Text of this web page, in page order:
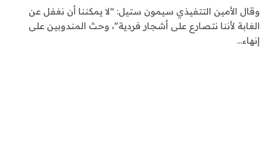
وقال الأمين التتفيذي سيمون ستيل: “لا يمكننا أن نغفل عن
الغابة لأننا نتصارع على أشجار فردية”، وحث المندوبين على
إنهاء…